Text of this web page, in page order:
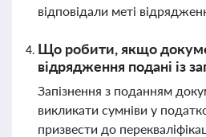
відповідали меті
Що робити, якщо
відрядження подані із
Запізнення з поданням
викликати сумніви у
призвести до